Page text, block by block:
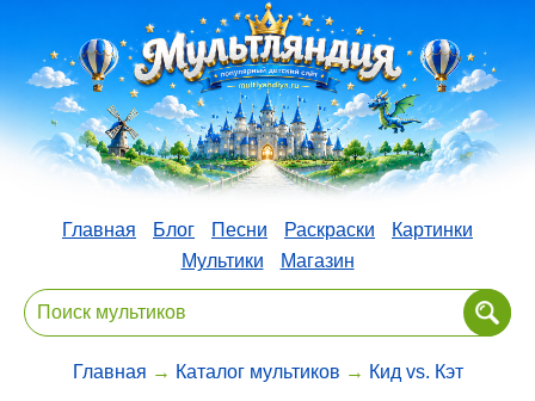
Главная Блог Песни Раскраски
Картинки
Мультики
Магазин
Главная → Каталог мультиков → Кид vs. Кэт